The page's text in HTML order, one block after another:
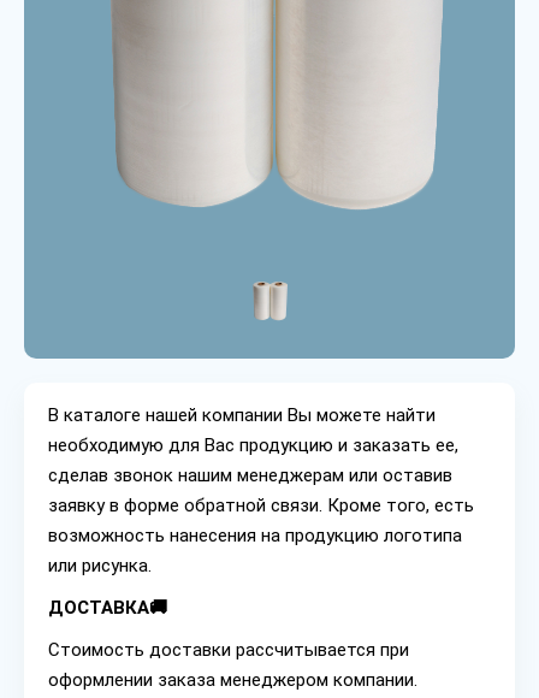
В каталоге нашей компании Вы можете найти
необходимую для Вас продукцию и заказать ее,
сделав звонок нашим менеджерам или оставив
заявку в форме обратной связи. Кроме того, есть
возможность нанесения на продукцию логотипа
или рисунка.
ДОСТАВКА🚚
Стоимость доставки рассчитывается при
оформлении заказа менеджером компании.